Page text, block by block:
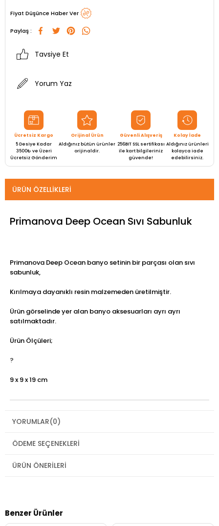
Fiyat Düşünce Haber Ver
Paylaş :
Tavsiye Et
Yorum Yaz
Ücretsiz Kargo
5 Desiye Kadar
3500₺ ve Üzeri
Ücretsiz Gönderim
Orijinal Ürün
Aldığınız bütün ürünler
orijinaldir.
Güvenli Alışveriş
256BIT SSL sertifikası
ile kart bilgileriniz
güvende!
Kolay İade
Aldığınız ürünleri
kolayca iade
edebilirsiniz.
ÜRÜN ÖZELLIKLERI
Primanova Deep Ocean Sıvı Sabunluk
Primanova Deep Ocean banyo setinin bir parçası olan sıvı
sabunluk,
Kırılmaya dayanıklı resin malzemeden üretilmiştir.
Ürün görselinde yer alan banyo aksesuarları ayrı ayrı
satılmaktadır.
Ürün Ölçüleri;
?
9 x 9 x 19 cm
YORUMLAR(0)
ÖDEME SEÇENEKLERI
ÜRÜN ÖNERILERI
Benzer Ürünler